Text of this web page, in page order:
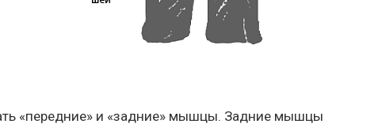
«передние» и «задние» мышцы. Задние мышцы